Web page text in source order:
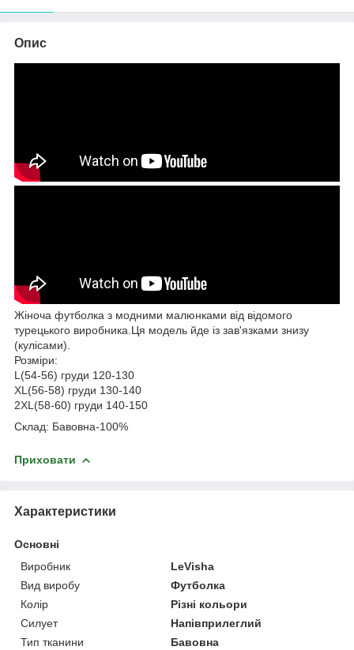
Опис
Жіноча футболка з модними малюнками від відомого
турецького виробника.Ця модель йде із зав'язками знизу
(кулісами).
Розміри:
L(54-56) груди 120-130
XL(56-58) груди 130-140
2XL(58-60) груди 140-150
Склад: Бавовна-100%
Приховати
Характеристики
Основні
Виробник
LeVisha
Вид виробу
Футболка
Колір
Різні кольори
Силует
Напівприлеглий
Тип тканини
Бавовна